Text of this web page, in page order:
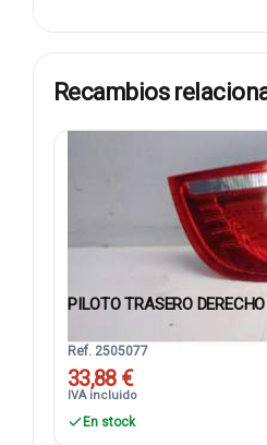
Recambios
PILOTO TRASERO
Ref. 2505077
33,88 €
IVA incluido
En stock